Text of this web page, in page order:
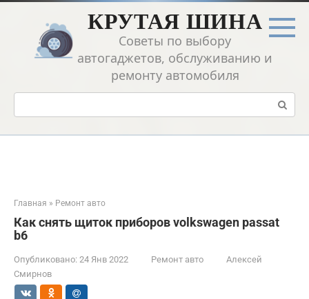
Перейти
контенту
КРУТАЯ ШИНА
Советы по выбору
автогаджетов, обслуживанию и
ремонту автомобиля
Поиск:
Главная » Ремонт авто
Как снять щиток приборов volkswagen passat
b6
Опубликовано: 24 Янв 2022 Ремонт авто
Алексей
Смирнов